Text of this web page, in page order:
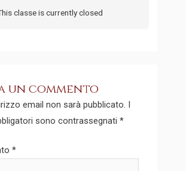
classe is currently closed
un commento
email non sarà pubblicato. I
sono contrassegnati*
*